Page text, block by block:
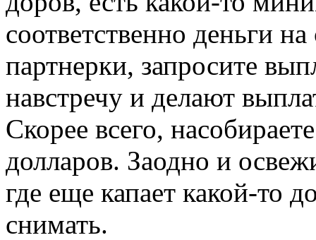
соответственно деньги
партнерки, запросите
навстречу и делают
Скорее всего,
долларов. Заодно и
где еще капает какой-то
снимать.